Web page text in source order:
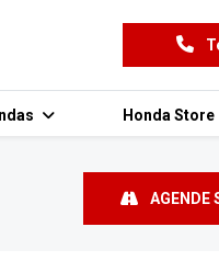
Honda Store
AGENDE